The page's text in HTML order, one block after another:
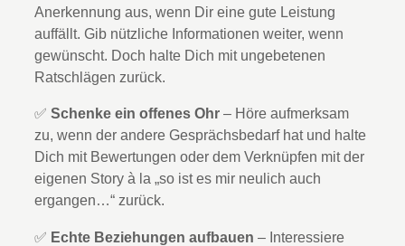
Anerkennung aus, wenn Dir eine gute Leistung
auffällt. Gib nützliche Informationen weiter, wenn
gewünscht. Doch halte Dich mit ungebetenen
Ratschlägen zurück.
✅ Schenke ein offenes Ohr – Höre aufmerksam
zu, wenn der andere Gesprächsbedarf hat und halte
Dich mit Bewertungen oder dem Verknüpfen mit der
eigenen Story à la „so ist es mir neulich auch
ergangen…“ zurück.
✅ Echte Beziehungen aufbauen – Interessiere